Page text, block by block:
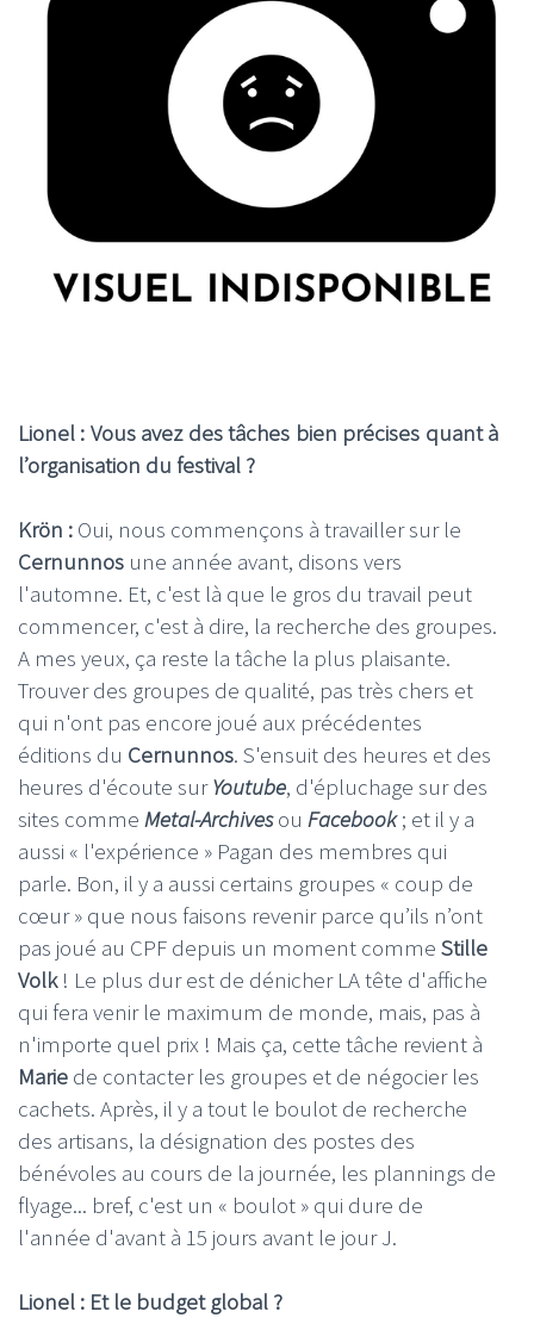
Lionel : Vous avez des tâches bien précises quant à
l’organisation du festival ?
Krön : Oui, nous commençons à travailler sur le
Cernunnos une année avant, disons vers
l'automne. Et, c'est là que le gros du travail peut
commencer, c'est à dire, la recherche des groupes.
A mes yeux, ça reste la tâche la plus plaisante.
Trouver des groupes de qualité, pas très chers et
qui n'ont pas encore joué aux précédentes
éditions du Cernunnos. S'ensuit des heures et des
heures d'écoute surYoutube, d'épluchage sur des
sites comme Metal-Archivesou Facebook; et il y a
aussi « l'expérience » Pagan des membres qui
parle. Bon, il y a aussi certains groupes « coup de
cœur » que nous faisons revenir parce qu’ils n’ont
pas joué au CPF depuis un moment comme Stille
Volk! Le plus dur est de dénicher LA tête d'affiche
qui fera venir le maximum de monde, mais, pas à
n'importe quel prix ! Mais ça, cette tâche revient à
Marie de contacter les groupes et de négocier les
cachets. Après, il y a tout le boulot de recherche
des artisans, la désignation des postes des
bénévoles au cours de la journée, les plannings de
flyage... bref, c'est un « boulot » qui dure de
l'année d'avant à 15 jours avant le jour J.
Lionel : Et le budget global ?